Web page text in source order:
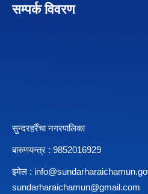
सम्पर्क विवरण
सुन्दरहरैँचा नगरपालिका
बारुणयन्त्र : 9852016929
इमेल :
sundarharaichamun@gmail.com